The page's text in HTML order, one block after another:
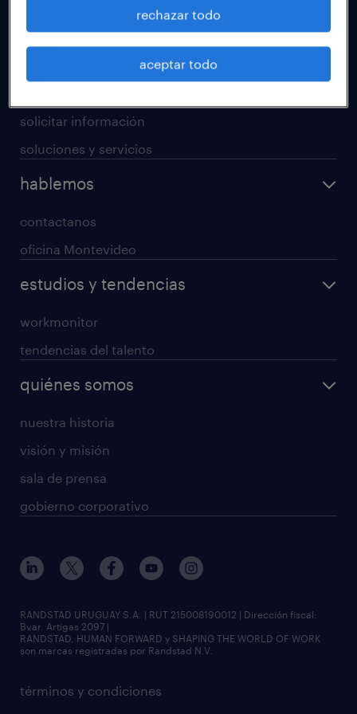
professional
solicitar información
soluciones y servicios
hablemos
contactanos
oficina Montevideo
estudios y tendencias
workmonitor
tendencias del talento
quiénes somos
nuestra historia
visión y misión
sala de prensa
gobierno corporativo
términos y condiciones
RANDSTAD URUGUAY S.A. | RUT 215008190012 | Dirección fiscal:
Bvar. Artigas 2097 |
RANDSTAD, HUMAN FORWARD y SHAPING THE WORLD OF WORK
son marcas registradas por Randstad N.V.
rechazar todo
aceptar todo